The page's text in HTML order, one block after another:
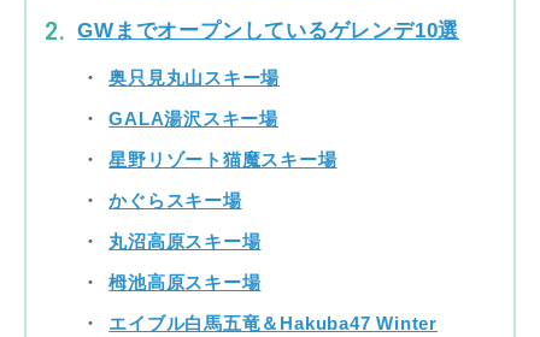
GWまでオープンしているゲレンデ10選
奥只見丸山スキー場
GALA湯沢スキー場
星野リゾート猫魔スキー場
かぐらスキー場
丸沼高原スキー場
栂池高原スキー場
エイブル白馬五竜＆Hakuba47 Winter